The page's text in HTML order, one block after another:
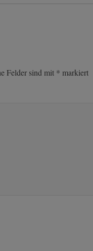
Felder sind mit * markiert